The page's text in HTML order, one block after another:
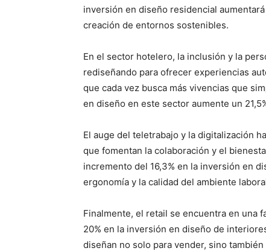
inversión en diseño residencial
creación de entornos sostenibles.
En el sector hotelero, la inclusión y la
rediseñando para ofrecer experiencias
que cada vez busca más vivencias que
en diseño en este sector aumente un
El auge del teletrabajo y la digitalización
que fomentan la colaboración y el
incremento del 16,3% en la inversión en
ergonomía y la calidad del ambiente
Finalmente, el retail se encuentra en una
20% en la inversión en diseño de
diseñan no solo para vender, sino